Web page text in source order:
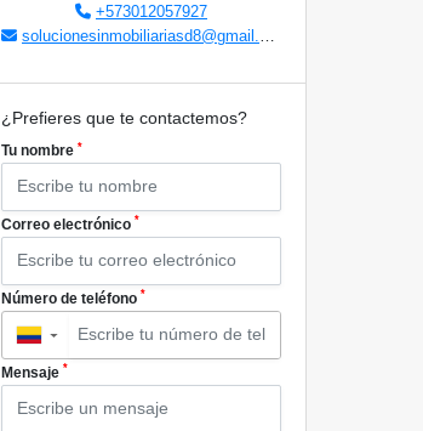
+573012057927
solucionesinmobiliariasd8@gmail.com
¿Prefieres que te contactemos?
Tu nombre *
Correo electrónico *
Número de teléfono *
▼
Mensaje *